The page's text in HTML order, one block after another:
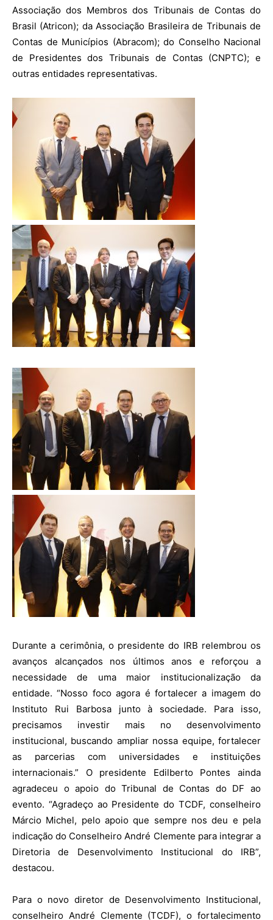
Associação dos Membros dos Tribunais de Contas do
Brasil (Atricon); da Associação Brasileira de Tribunais de
Contas de Municípios (Abracom); do Conselho Nacional
de Presidentes dos Tribunais de Contas (CNPTC); e
outras entidades representativas.
Durante a cerimônia, o presidente do IRB relembrou os
avanços alcançados nos últimos anos e reforçou a
necessidade de uma maior institucionalização da
entidade. “Nosso foco agora é fortalecer a imagem do
Instituto Rui Barbosa junto à sociedade. Para isso,
precisamos investir mais no desenvolvimento
institucional, buscando ampliar nossa equipe, fortalecer
as parcerias com universidades e instituições
internacionais.” O presidente Edilberto Pontes ainda
agradeceu o apoio do Tribunal de Contas do DF ao
evento. “Agradeço ao Presidente do TCDF, conselheiro
Márcio Michel, pelo apoio que sempre nos deu e pela
indicação do Conselheiro André Clemente para integrar a
Diretoria de Desenvolvimento Institucional do IRB”,
destacou.
Para o novo diretor de Desenvolvimento Institucional,
conselheiro André Clemente (TCDF), o fortalecimento